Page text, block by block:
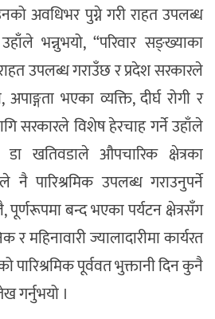
अवधिभर पुग्ने गरी राहत उपलब्ध
भन्नुभयो, “परिवार सङ्ख्याका
उपलब्ध गराउँछ र प्रदेश सरकारले
भएका व्यक्ति, दीर्घ रोगी र
सरकारले विशेष हेरचाह गर्ने उहाँले
डा खतिवडाले औपचारिक क्षेत्रका
नै पारिश्रमिक उपलब्ध गराउनुपर्ने
पूर्णरूपमा बन्द भएका पर्यटन क्षेत्रसँग
र महिनावारी ज्यालादारीमा कार्यरत
पारिश्रमिक पूर्ववत भुक्तानी दिन कुनै
गर्नुभयो ।